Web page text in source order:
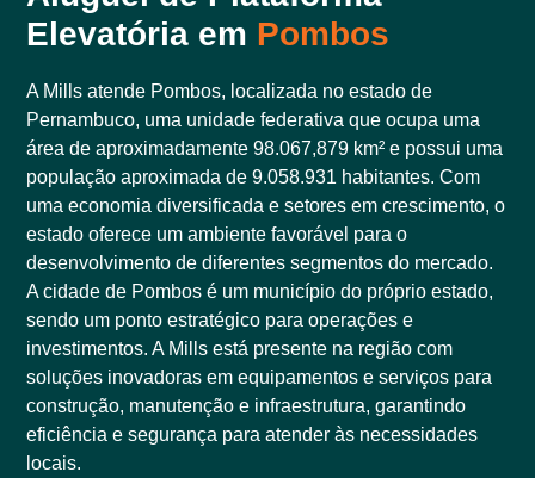
Elevatória em Pombos
A Mills atende Pombos, localizada no estado de
Pernambuco, uma unidade federativa que ocupa uma
área de aproximadamente 98.067,879 km² e possui uma
população aproximada de 9.058.931 habitantes. Com
uma economia diversificada e setores em crescimento, o
estado oferece um ambiente favorável para o
desenvolvimento de diferentes segmentos do mercado.
A cidade de Pombos é um município do próprio estado,
sendo um ponto estratégico para operações e
investimentos. A Mills está presente na região com
soluções inovadoras em equipamentos e serviços para
construção, manutenção e infraestrutura, garantindo
eficiência e segurança para atender às necessidades
locais.